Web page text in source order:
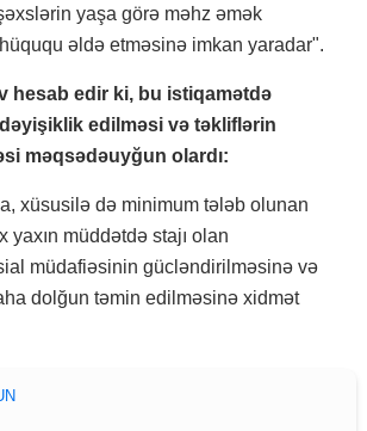
yaşa görə məhz əmək
əldə etməsinə imkan yaradar".
hesab edir ki, bu istiqamətdə
edilməsi və təkliflərin
məqsədəuyğun olardı:
xüsusilə də minimum tələb olunan
yaxın müddətdə stajı olan
müdafiəsinin gücləndirilməsinə və
dolğun təmin edilməsinə xidmət